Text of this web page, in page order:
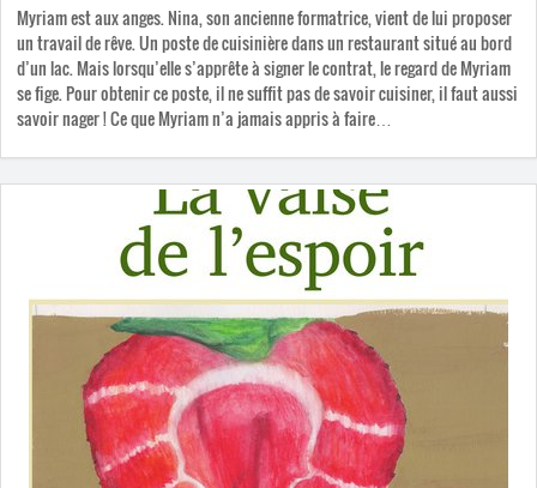
Myriam est aux anges. Nina, son ancienne formatrice, vient de lui proposer
un travail de rêve. Un poste de cuisinière dans un restaurant situé au bord
d’un lac. Mais lorsqu’elle s’apprête à signer le contrat, le regard de Myriam
se fige. Pour obtenir ce poste, il ne suffit pas de savoir cuisiner, il faut aussi
savoir nager ! Ce que Myriam n’a jamais appris à faire…